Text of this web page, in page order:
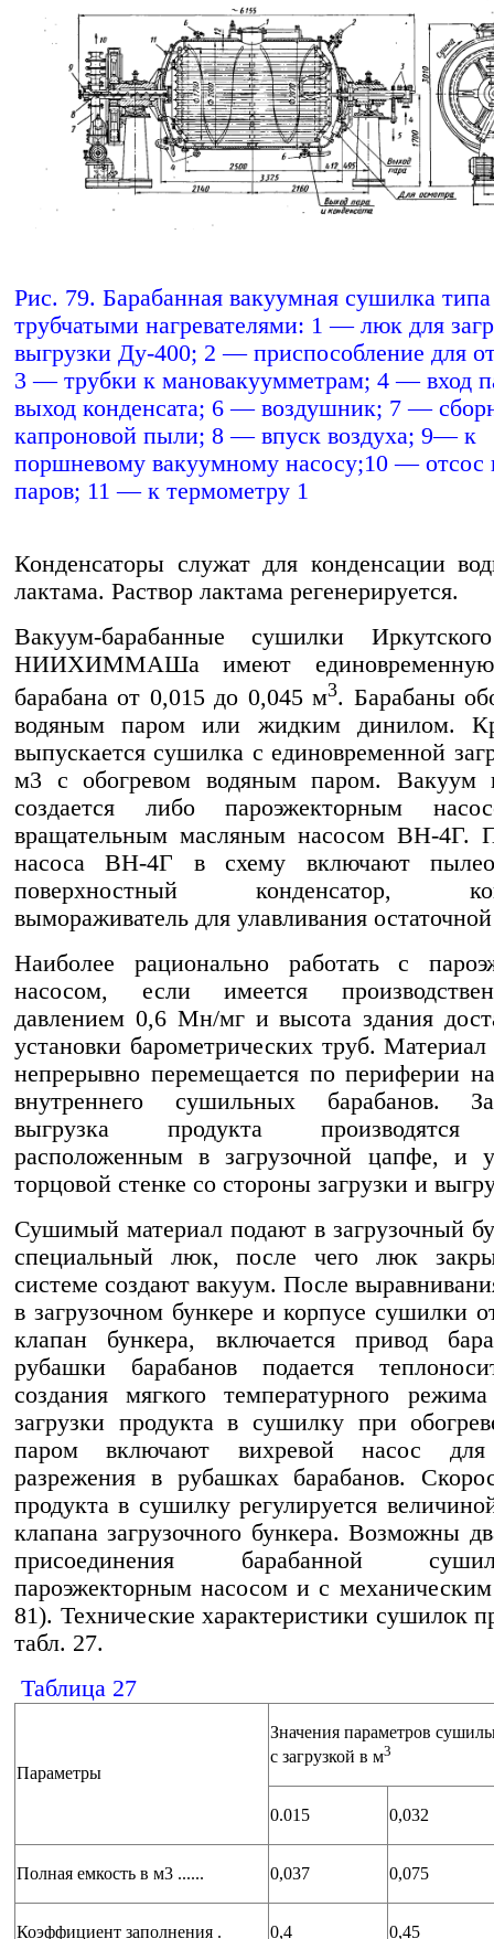
Рис. 79. Барабанная вакуумная сушилка
трубчатыми нагревателями: 1 — люк для
выгрузки Ду-400; 2 — приспособление для
3 — трубки к мановакуумметрам; 4 — вход
выход конденсата; 6 — воздушник; 7 —
капроновой пыли; 8 — впуск воздуха; 9— к
поршневому вакуумному насосу;10 — отсос
паров; 11 — к термометру 1
Конденсаторы служат для конденсации
лактама. Раствор лактама регенерируется.
Вакуум-барабанные сушилки
НИИХИММАШа имеют единовременную
барабана от 0,015 до 0,045 м3. Барабаны
водяным паром или жидким динилом.
выпускается сушилка с единовременной
м3 с обогревом водяным паром. Вакуум
создается либо пароэжекторным
вращательным масляным насосом ВН-4Г.
насоса ВН-4Г в схему включают
поверхностный конденсатор,
вымораживатель для улавливания
Наиболее рационально работать с
насосом, если имеется
давлением 0,6 Мн/мг и высота здания
установки барометрических труб.
непрерывно перемещается по периферии
внутреннего сушильных барабанов.
выгрузка продукта
расположенным в загрузочной цапфе, и
торцовой стенке со стороны загрузки и
Сушимый материал подают в загрузочный
специальный люк, после чего люк
системе создают вакуум. После
в загрузочном бункере и корпусе сушилки
клапан бункера, включается привод
рубашки барабанов подается
создания мягкого температурного
загрузки продукта в сушилку при
паром включают вихревой насос для
разрежения в рубашках барабанов.
продукта в сушилку регулируется
клапана загрузочного бункера. Возможны
присоединения барабанной
пароэжекторным насосом и с
81). Технические характеристики сушилок
табл. 27.
Таблица 27
Параметры
Значения параметров
с загрузкой в м3
0.015 0,032
Полная емкость в м3 ...... 0,037 0,075
Коэффициент заполнения . 0,4 0,45